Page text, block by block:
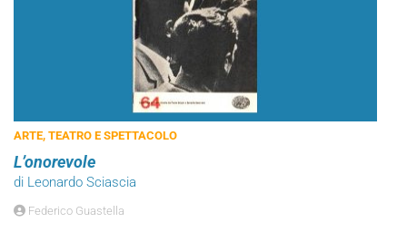
ARTE, TEATRO E SPETTACOLO
L’onorevole
di Leonardo Sciascia
Federico Guastella